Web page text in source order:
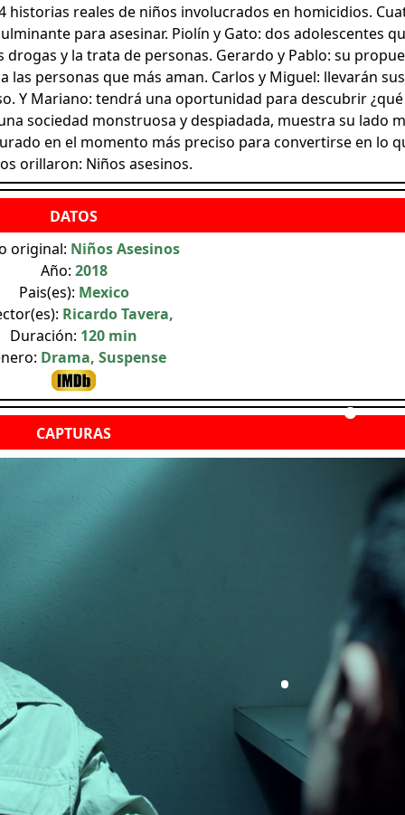
historias reales de niños involucrados en homicidios.
para asesinar. Piolín y Gato: dos adolescentes
y la trata de personas. Gerardo y Pablo: su
personas que más aman. Carlos y Miguel: llevarán sus
Y Mariano: tendrá una oportunidad para descubrir ¿qué
sociedad monstruosa y despiadada, muestra su lado
en el momento más preciso para convertirse en lo
orillaron: Niños asesinos.
original: Niños Asesinos
Año: 2018
Pais(es): Mexico
Ricardo Tavera,
Duración: 120 min
Drama, Suspense